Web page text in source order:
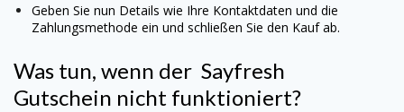
Geben Sie nun Details wie Ihre Kontaktdaten und die
Zahlungsmethode ein und schließen Sie den Kauf ab.
Was tun, wenn der Sayfresh
Gutschein nicht funktioniert?